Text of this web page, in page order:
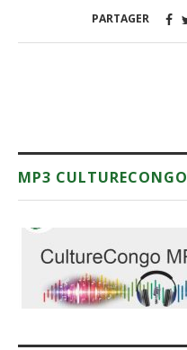
PARTAGER
MP3 CULTURECONGO